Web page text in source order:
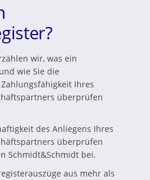
wir, was ein
wie Sie die
Ihres
überprüfen
des Anliegens Ihres
überprüfen
Schmidt&Schmidt bei.
aus mehr als